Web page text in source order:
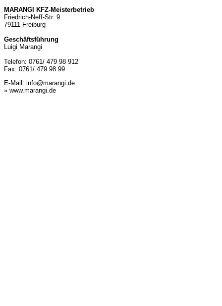
MARANGI KFZ-Meisterbetrieb
Friedrich-Neff-Str. 9
79111 Freiburg
Geschäftsführung
Luigi Marangi
Telefon: 0761/ 479 98 912
Fax: 0761/ 479 98 99
E-Mail: info@marangi.de
» www.marangi.de